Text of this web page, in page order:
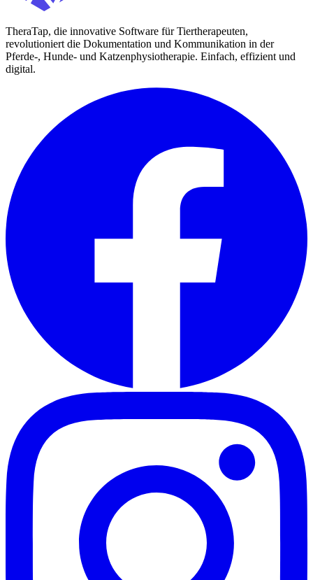
TheraTap, die innovative Software für Tiertherapeuten,
revolutioniert die Dokumentation und Kommunikation in der
Pferde-, Hunde- und Katzenphysiotherapie. Einfach, effizient und
digital.